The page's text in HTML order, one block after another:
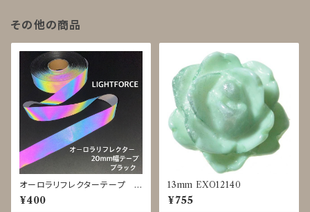
その他の商品
オーロラリフレクターテープ L
IGHTFORCE 黒 20mm◇1
m単位で切り売り
¥400
13mm EXO12140
¥755